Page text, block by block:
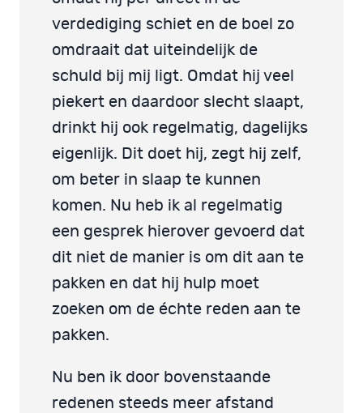
verdediging schiet en de boel zo
omdraait dat uiteindelijk de
schuld bij mij ligt. Omdat hij veel
piekert en daardoor slecht slaapt,
drinkt hij ook regelmatig, dagelijks
eigenlijk. Dit doet hij, zegt hij zelf,
om beter in slaap te kunnen
komen. Nu heb ik al regelmatig
een gesprek hierover gevoerd dat
dit niet de manier is om dit aan te
pakken en dat hij hulp moet
zoeken om de échte reden aan te
pakken.
Nu ben ik door bovenstaande
redenen steeds meer afstand